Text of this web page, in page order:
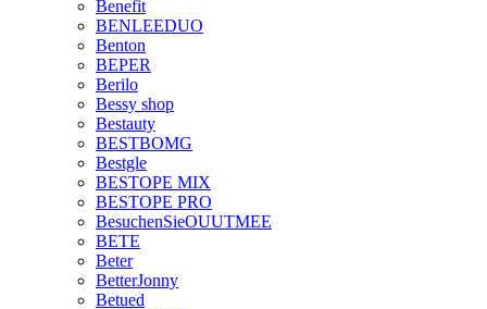
Benefit
BENLEEDUO
Benton
BEPER
Berilo
Bessy shop
Bestauty
BESTBOMG
Bestgle
BESTOPE MIX
BESTOPE PRO
BesuchenSieOUUTMEE
BETE
Beter
BetterJonny
Betued